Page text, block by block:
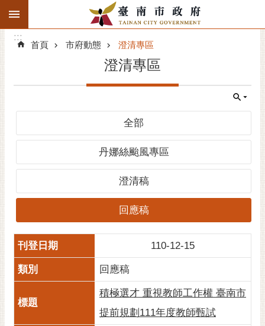
跳到主要內容區塊
搜
階
市府動態
市府團隊
主題服務
市政資訊
市民互動
黃
哲
:::
:::
首頁 市府動態 澄清專區
澄清專區
全部
丹娜絲颱風專區
澄清稿
回應稿
110-12-15
回應稿
積極選才 重視教師工作權 臺南市
提前規劃111年度教師甄試